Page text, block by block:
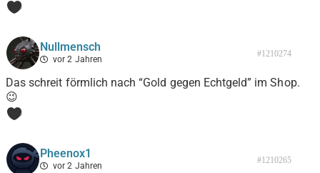
0
Nullmensch
vor 2 Jahren
#1210274
Das schreit förmlich nach “Gold gegen Echtgeld” im Shop.
😉
0
Pheenox1
vor 2 Jahren
#1210265